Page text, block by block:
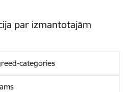
par izmantotajām
categories